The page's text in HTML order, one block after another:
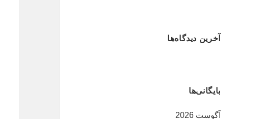
آخرین دیدگاه‌ها
بایگانی‌ها
آگوست 2026